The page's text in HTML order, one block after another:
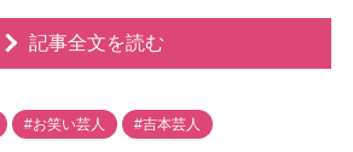
記事全文を読む
#お笑い芸人 #吉本芸人